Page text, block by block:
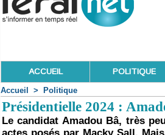
ACCUEIL POLITIQUE
Accueil > Politique
Présidentielle 2024 :
Le candidat Amadou Bâ, très